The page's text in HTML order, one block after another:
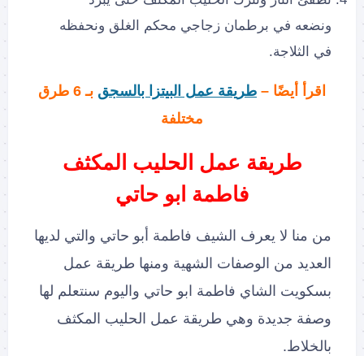
ونضعه في برطمان زجاجي محكم الغلق ونحفظه
في الثلاجة.
اقرأ أيضًا – طريقة عمل البيتزا بالسجق
بـ 6 طرق
مختلفة
طريقة عمل الحليب المكثف
فاطمة ابو حاتي
من منا لا يعرف الشيف فاطمة أبو حاتي والتي لديها
العديد من الوصفات الشهية ومنها طريقة عمل
بسكويت الشاي فاطمة ابو حاتي واليوم سنتعلم لها
وصفة جديدة وهي طريقة عمل الحليب المكثف
بالخلاط.